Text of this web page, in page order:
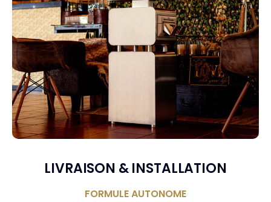
LIVRAISON & INSTALLATION
FORMULE AUTONOME